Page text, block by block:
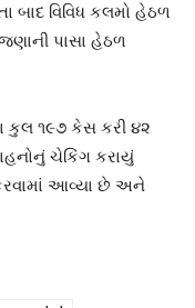
વિવિધ કલમો હેઠળ
પાસા હેઠળ
કુલ ૧૯૭ કેસ કરી ૪૨
ચેકિંગ કરાયું
આવ્યા છે અને